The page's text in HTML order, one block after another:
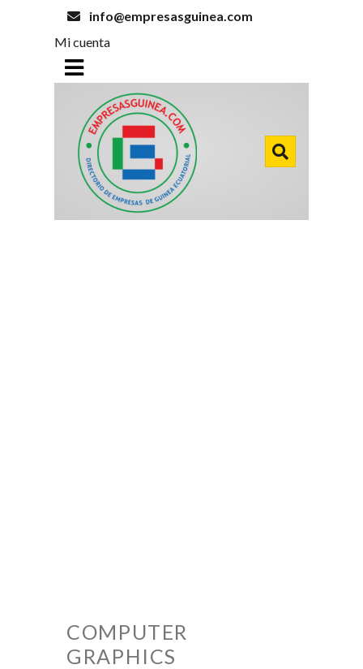
info@empresasguinea.com
Mi cuenta
COMPUTER
GRAPHICS